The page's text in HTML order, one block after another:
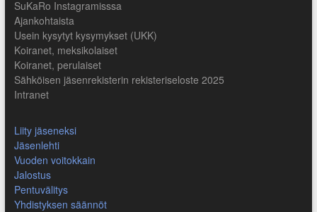
SuKaRo Instagramisssa
Ajankohtaista
Usein kysytyt kysymykset (UKK)
Koiranet, meksikolaiset
Koiranet, perulaiset
Sähköisen jäsenrekisterin rekisteriseloste 2025
Intranet
Liity jäseneksi
Jäsenlehti
Vuoden voitokkain
Jalostus
Pentuvälitys
Yhdistyksen säännöt